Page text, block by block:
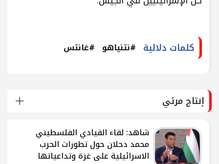
كلمات دلالية #نتنياهو #غانتس
إنتاج مرئي
شاهد: لقاء القيادي الفلسطيني
محمد دحلان حول تطورات الحرب
الاسرائيلية على غزة وتداعياتها